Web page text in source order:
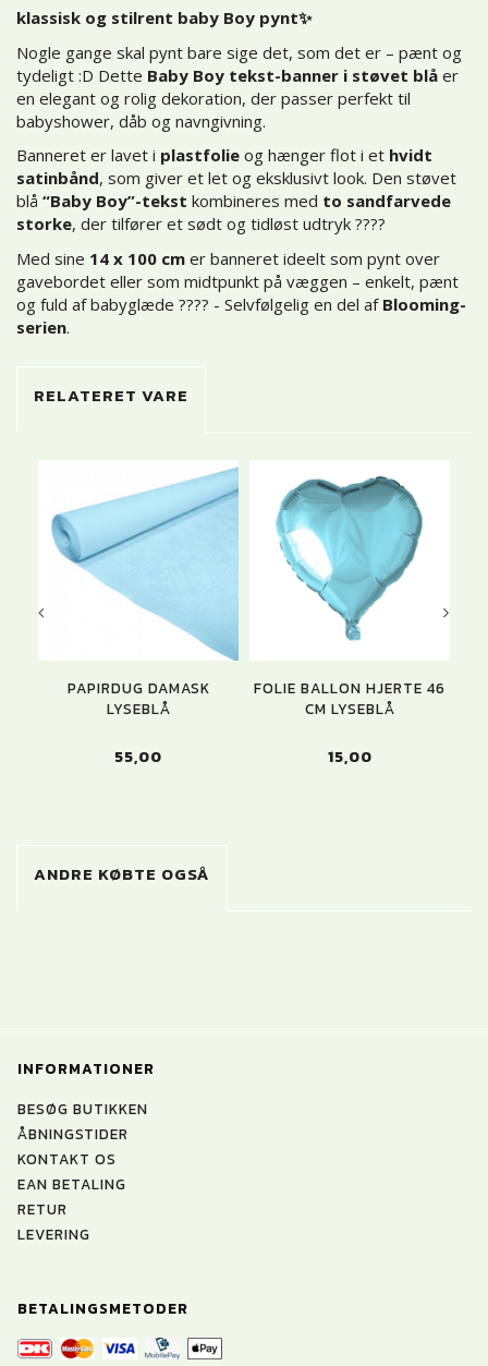
klassisk og stilrent baby Boy pynt✨
Nogle gange skal pynt bare sige det, som det er – pænt og
tydeligt :D Dette Baby Boy tekst-banner i støvet blå er
en elegant og rolig dekoration, der passer perfekt til
babyshower, dåb og navngivning.
Banneret er lavet i plastfolie og hænger flot i et hvidt
satinbånd, som giver et let og eksklusivt look. Den støvet
blå “Baby Boy”-tekst kombineres med to sandfarvede
storke, der tilfører et sødt og tidløst udtryk ????️
Med sine 14 x 100 cm er banneret ideelt som pynt over
gavebordet eller som midtpunkt på væggen – enkelt, pænt
og fuld af babyglæde ???? - Selvfølgelig en del af Blooming-
serien.
RELATERET VARE
PAPIRDUG DAMASK
LYSEBLÅ
55,00
FOLIE BALLON HJERTE 46
CM LYSEBLÅ
15,00
ANDRE KØBTE OGSÅ
INFORMATIONER
BESØG BUTIKKEN
ÅBNINGSTIDER
KONTAKT OS
EAN BETALING
RETUR
LEVERING
BETALINGSMETODER